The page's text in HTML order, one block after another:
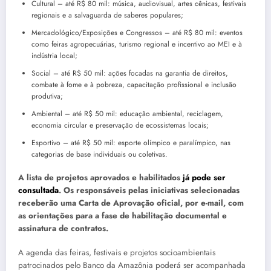
Cultural – até R$ 80 mil: música, audiovisual, artes cênicas, festivais
regionais e a salvaguarda de saberes populares;
Mercadológico/Exposições e Congressos – até R$ 80 mil: eventos
como feiras agropecuárias, turismo regional e incentivo ao MEI e à
indústria local;
Social – até R$ 50 mil: ações focadas na garantia de direitos,
combate à fome e à pobreza, capacitação profissional e inclusão
produtiva;
Ambiental – até R$ 50 mil: educação ambiental, reciclagem,
economia circular e preservação de ecossistemas locais;
Esportivo – até R$ 50 mil: esporte olímpico e paralímpico, nas
categorias de base individuais ou coletivas.
A lista de projetos aprovados e habilitados já pode ser
consultada. Os responsáveis pelas iniciativas selecionadas
receberão uma Carta de Aprovação oficial, por e-mail, com
as orientações para a fase de habilitação documental e
assinatura de contratos.
A agenda das feiras, festivais e projetos socioambientais
patrocinados pelo Banco da Amazônia poderá ser acompanhada